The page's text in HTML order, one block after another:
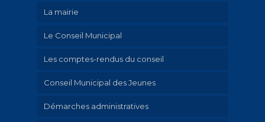
La mairie
Le Conseil Municipal
Les comptes-rendus du conseil
Conseil Municipal des Jeunes
Démarches administratives